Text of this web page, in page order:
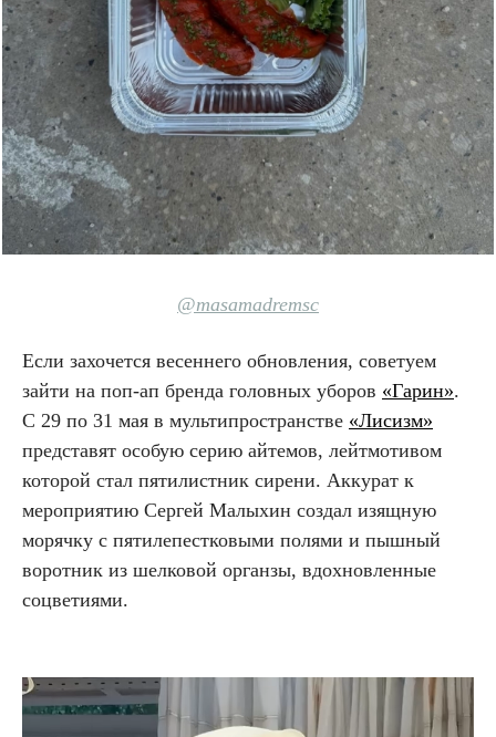
@masamadremsc
Если захочется весеннего обновления, советуем
зайти на поп-ап бренда головных уборов «Гарин».
С 29 по 31 мая в мультипространстве «Лисизм»
представят особую серию айтемов, лейтмотивом
которой стал пятилистник сирени. Аккурат к
мероприятию Сергей Малыхин создал изящную
морячку с пятилепестковыми полями и пышный
воротник из шелковой органзы, вдохновленные
соцветиями.